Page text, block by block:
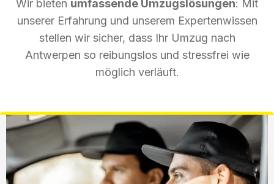
Wir bieten umfassende Umzugslösungen: Mit
unserer Erfahrung und unserem Expertenwissen
stellen wir sicher, dass Ihr Umzug nach
Antwerpen so reibungslos und stressfrei wie
möglich verläuft.